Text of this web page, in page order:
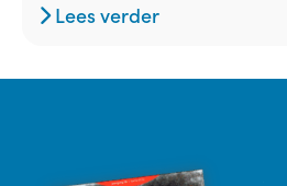
Lees verder